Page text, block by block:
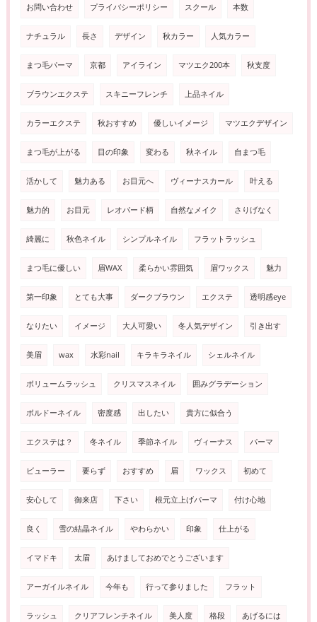
お問い合わせ プライバシーポリシー スクール 本数
ナチュラル 長さ デザイン 秋カラー 人気カラー
まつ毛パーマ 京都 アイライン マツエク200本 秋支度
ブラウンエクステ スキニーフレンチ 上品ネイル
カラーエクステ 秋おすすめ 優しいイメージ マツエクデザイン
まつ毛が上がる 目の印象 変わる 秋ネイル 自まつ毛
活かして 魅力ある お目元へ ヴィーナスカール 叶える
魅力的 お目元 レオパード柄 自然なメイク さりげなく
綺麗に 秋色ネイル シンプルネイル フラットラッシュ
まつ毛に優しい 眉WAX 柔らかい雰囲気 眉ワックス 魅力
第一印象 とても大事 ダークブラウン エクステ 透明感eye
なりたい イメージ 大人可愛い 冬人気デザイン 引き出す
美眉 wax 水彩nail キラキラネイル シェルネイル
ボリュームラッシュ クリスマスネイル 囲みグラデーション
ボルドーネイル 密度感 出したい 貴方に似合う
エクステは？ 冬ネイル 季節ネイル ヴィーナス パーマ
ビューラー 要らず おすすめ 眉 ワックス 初めて
安心して 御来店 下さい 根元立上げパーマ 付け心地
良く 雪の結晶ネイル やわらかい 印象 仕上がる
イマドキ 太眉 あけましておめでとうございます
アーガイルネイル 今年も 行って参りました フラット
ラッシュ クリアフレンチネイル 美人度 格段 あげるには